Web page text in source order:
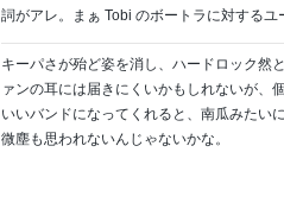
詞がアレ。まぁ Tobi のボートラに対するユ
キーパさが殆ど姿を消し、ハードロック然
ァンの耳には届きにくいかもしれないが、
いいバンドになってくれると、南瓜みたい
微塵も思われないんじゃないかな。